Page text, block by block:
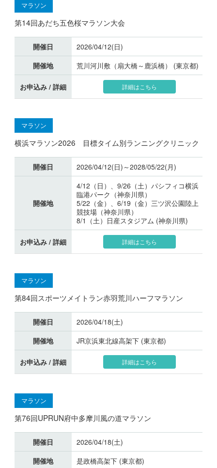
マラソン
第14回あだち五色桜マラソン大会
開催日
2026/04/12(日)
開催地
荒川河川敷（扇大橋～鹿浜橋） (東京都)
お申込み / 詳細 詳細はこちら
マラソン
横浜マラソン2026 目標タイム別ランニングクリニック
開催日 2026/04/12(日)～2028/05/22(月)
開催地
4/12（日）、9/26（土）パシフィコ横浜
臨港パーク（神奈川県）
5/22（金）、6/19（金）三ツ沢公園陸上
競技場（神奈川県）
8/1（土）日産スタジアム (神奈川県)
お申込み / 詳細 詳細はこちら
マラソン
第84回スポーツメイトラン赤羽荒川ハーフマラソン
開催日
2026/04/18(土)
開催地
JR京浜東北線高架下 (東京都)
お申込み / 詳細 詳細はこちら
マラソン
第76回UPRUN府中多摩川風の道マラソン
開催日
2026/04/18(土)
開催地
是政橋高架下 (東京都)